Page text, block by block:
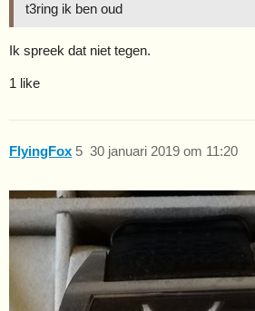
t3ring ik ben oud
Ik spreek dat niet tegen.
1 like
FlyingFox 30 januari 2019 om 11:20
5